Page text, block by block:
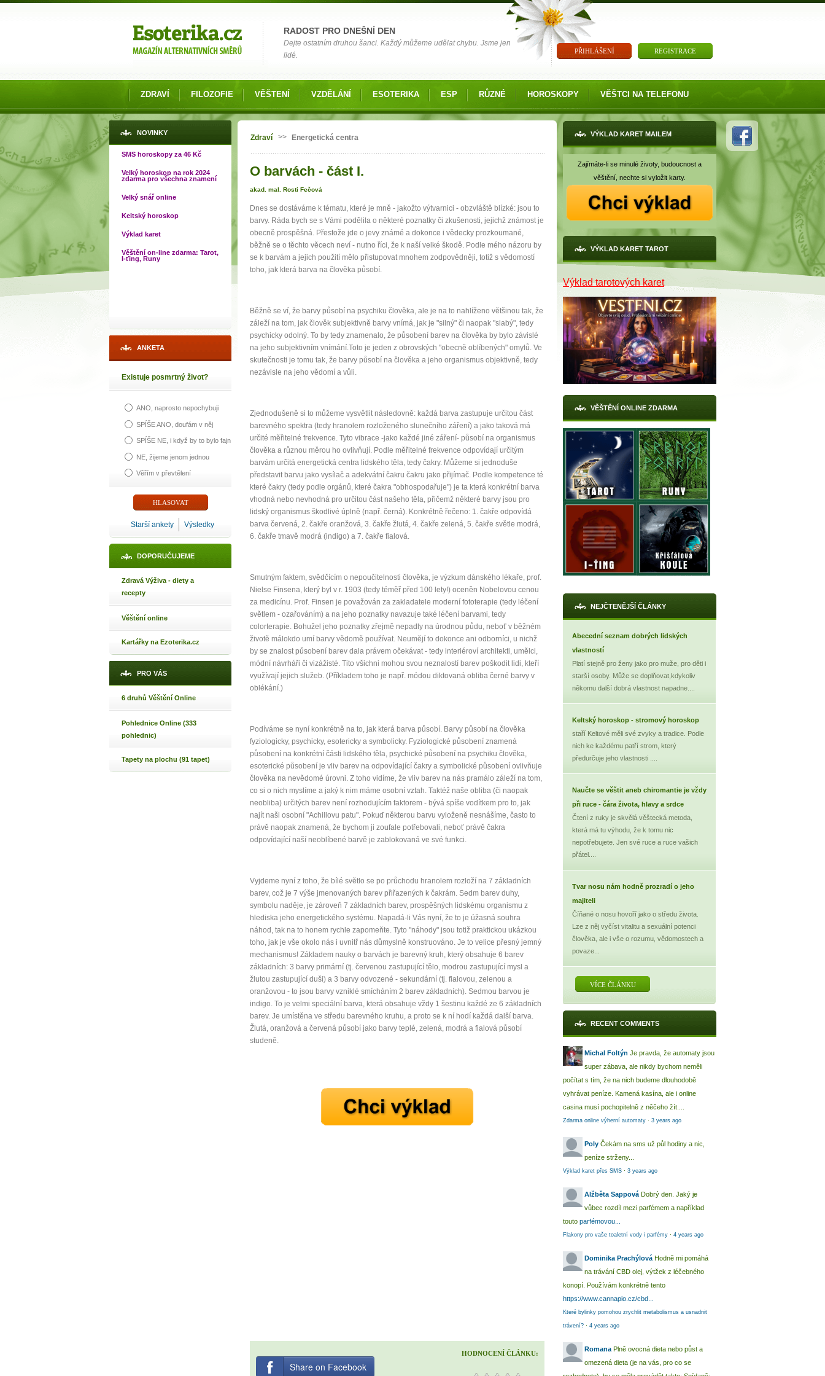
10 tipů pro zdravý a
plnohodnotný život
... všechny tipy zdarma.
Máte pocit, že jste unaveni hned jak ráno vstanete?
Nemusí to tak být - ZJISTĚTE ZDARMA!
Jak mít více energie každý den
Jak vnést do života rovnováhu
Jak být šťastnější
X
RADOST PRO DNEŠNÍ DEN
Dejte ostatním druhou šanci. Každý můžeme udělat chybu. Jsme jen
lidé.
PŘIHLÁŠENÍ REGISTRACE
ZDRAVÍ FILOZOFIE VĚŠTENÍ VZDĚLÁNÍ ESOTERIKA ESP RŮZNÉ HOROSKOPY VĚŠTCI NA TELEFONU
NOVINKY
SMS horoskopy za 46 Kč
Velký horoskop na rok 2024
zdarma pro všechna znamení
Velký snář online
Keltský horoskop
Výklad karet
Věštění on-line zdarma: Tarot,
I-ťing, Runy
ANKETA
Existuje posmrtný život?
ANO, naprosto nepochybuji
SPÍŠE ANO, doufám v něj
SPÍŠE NE, i když by to bylo fajn
NE, žijeme jenom jednou
Věřím v převtělení
Starší ankety Výsledky
DOPORUČUJEME
Zdravá Výživa - diety a
recepty
Věštění online
Kartářky na Ezoterika.cz
PRO VÁS
6 druhů Věštění Online
Pohlednice Online (333
pohlednic)
Tapety na plochu (91 tapet)
Jste zde
Zdraví >> Energetická centra
O barvách - část I.
akad. mal. Rosti Fečová
Dnes se dostáváme k tématu, které je mně - jakožto výtvarnici - obzvláště blízké: jsou to
barvy. Ráda bych se s Vámi podělila o některé poznatky či zkušenosti, jejichž známost je
obecně prospěšná. Přestože jde o jevy známé a dokonce i vědecky prozkoumané,
běžně se o těchto věcech neví - nutno říci, že k naší velké škodě. Podle mého názoru by
se k barvám a jejich použití mělo přistupovat mnohem zodpovědněji, totiž s vědomostí
toho, jak která barva na člověka působí.
Běžně se ví, že barvy působí na psychiku člověka, ale je na to nahlíženo většinou tak, že
záleží na tom, jak člověk subjektivně barvy vnímá, jak je "silný" či naopak "slabý", tedy
psychicky odolný. To by tedy znamenalo, že působení barev na člověka by bylo závislé
na jeho subjektivním vnímání.Toto je jeden z obrovských "obecně oblíbených" omylů. Ve
skutečnosti je tomu tak, že barvy působí na člověka a jeho organismus objektivně, tedy
nezávisle na jeho vědomí a vůli.
Zjednodušeně si to můžeme vysvětlit následovně: každá barva zastupuje určitou část
barevného spektra (tedy hranolem rozloženého slunečního záření) a jako taková má
určité měřitelné frekvence. Tyto vibrace -jako každé jiné záření- působí na organismus
člověka a různou měrou ho ovlivňují. Podle měřitelné frekvence odpovídají určitým
barvám určitá energetická centra lidského těla, tedy čakry. Můžeme si jednoduše
představit barvu jako vysílač a adekvátní čakru čakru jako přijímač. Podle kompetence té
které čakry (tedy podle orgánů, které čakra "obhospodařuje") je ta která konkrétní barva
vhodná nebo nevhodná pro určitou část našeho těla, přičemž některé barvy jsou pro
lidský organismus škodlivé úplně (např. černá). Konkrétně řečeno: 1. čakře odpovídá
barva červená, 2. čakře oranžová, 3. čakře žlutá, 4. čakře zelená, 5. čakře světle modrá,
6. čakře tmavě modrá (indigo) a 7. čakře fialová.
Smutným faktem, svědčícím o nepoučitelnosti člověka, je výzkum dánského lékaře, prof.
Nielse Finsena, který byl v r. 1903 (tedy téměř před 100 lety!) oceněn Nobelovou cenou
za medicínu. Prof. Finsen je považován za zakladatele moderní fototerapie (tedy léčení
světlem - ozařováním) a na jeho poznatky navazuje také léčení barvami, tedy
colorterapie. Bohužel jeho poznatky zřejmě nepadly na úrodnou půdu, neboť v běžném
životě málokdo umí barvy vědomě používat. Neumějí to dokonce ani odborníci, u nichž
by se znalost působení barev dala právem očekávat - tedy interiéroví architekti, umělci,
módní návrháři či vizážisté. Tito všichni mohou svou neznalostí barev poškodit lidi, kteří
využívají jejich služeb. (Příkladem toho je např. módou diktovaná obliba černé barvy v
oblékání.)
Podíváme se nyní konkrétně na to, jak která barva působí. Barvy působí na člověka
fyziologicky, psychicky, esotericky a symbolicky. Fyziologické působení znamená
působení na konkrétní části lidského těla, psychické působení na psychiku člověka,
esoterické působení je vliv barev na odpovídající čakry a symbolické působení ovlivňuje
člověka na nevědomé úrovni. Z toho vidíme, že vliv barev na nás pramálo záleží na tom,
co si o nich myslíme a jaký k nim máme osobní vztah. Taktéž naše obliba (či naopak
neobliba) určitých barev není rozhodujícím faktorem - bývá spíše vodítkem pro to, jak
najít naši osobní "Achillovu patu". Pokuď některou barvu vyloženě nesnášíme, často to
právě naopak znamená, že bychom ji zoufale potřebovali, neboť právě čakra
odpovídající naší neoblíbené barvě je zablokovaná ve své funkci.
Vyjdeme nyní z toho, že bílé světlo se po průchodu hranolem rozloží na 7 základních
barev, což je 7 výše jmenovaných barev přiřazených k čakrám. Sedm barev duhy,
symbolu naděje, je zároveň 7 základních barev, prospěšných lidskému organismu z
hlediska jeho energetického systému. Napadá-li Vás nyní, že to je úžasná souhra
náhod, tak na to honem rychle zapomeňte. Tyto "náhody" jsou totiž praktickou ukázkou
toho, jak je vše okolo nás i uvnitř nás důmyslně konstruováno. Je to velice přesný jemný
mechanismus! Základem nauky o barvách je barevný kruh, který obsahuje 6 barev
základních: 3 barvy primární (tj. červenou zastupující tělo, modrou zastupující mysl a
žlutou zastupující duši) a 3 barvy odvozené - sekundární (tj. fialovou, zelenou a
oranžovou - to jsou barvy vzniklé smícháním 2 barev základních). Sedmou barvou je
indigo. To je velmi speciální barva, která obsahuje vždy 1 šestinu každé ze 6 základních
barev. Je umístěna ve středu barevného kruhu, a proto se k ní hodí každá další barva.
Žlutá, oranžová a červená působí jako barvy teplé, zelená, modrá a fialová působí
studeně.
HODNOCENÍ ČLÁNKU:
Share on Facebook
VÝKLAD KARET MAILEM
Zajímáte-li se minulé životy, budoucnost a
věštění, nechte si vyložit karty.
VÝKLAD KARET TAROT
Výklad tarotových karet
VĚŠTĚNÍ ONLINE ZDARMA
NEJČTENĚJŠÍ ČLÁNKY
Abecední seznam dobrých lidských
vlastností
Platí stejně pro ženy jako pro muže, pro děti i
starší osoby. Může se doplňovat,kdykoliv
někomu další dobrá vlastnost napadne....
Keltský horoskop - stromový horoskop
staří Keltové měli své zvyky a tradice. Podle
nich ke každému patří strom, který
předurčuje jeho vlastnosti ....
Naučte se věštit aneb chiromantie je vždy
při ruce - čára života, hlavy a srdce
Čtení z ruky je skvělá věštecká metoda,
která má tu výhodu, že k tomu nic
nepotřebujete. Jen své ruce a ruce vašich
přátel....
Tvar nosu nám hodně prozradí o jeho
majiteli
Číňané o nosu hovoří jako o středu života.
Lze z něj vyčíst vitalitu a sexuální potenci
člověka, ale i vše o rozumu, vědomostech a
povaze...
VÍCE ČLÁNKU
RECENT COMMENTS
Michal Foltýn Je pravda, že automaty jsou
super zábava, ale nikdy bychom neměli
počítat s tím, že na nich budeme dlouhodobě
vyhrávat peníze. Kamená kasína, ale i online
casina musí pochopitelně z něčeho žít....
Zdarma online výherní automaty · 3 years ago
Poly Čekám na sms už půl hodiny a nic,
peníze strženy...
Výklad karet přes SMS · 3 years ago
Alžběta Sappová Dobrý den. Jaký je
vůbec rozdíl mezi parfémem a například
touto parfémovou...
Flakony pro vaše toaletní vody i parfémy · 4 years ago
Dominika Prachýlová Hodně mi pomáhá
na trávání CBD olej, výtžek z léčebného
konopí. Používám konkrétně tento
https://www.cannapio.cz/cbd...
Které bylinky pomohou zrychlit metabolismus a usnadnit
trávení? · 4 years ago
Romana Plně ovocná dieta nebo půst a
omezená dieta (je na vás, pro co se